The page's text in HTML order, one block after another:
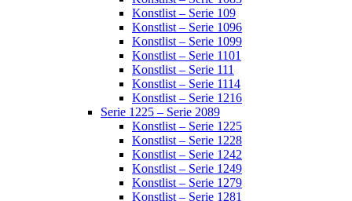
Konstlist – Serie 109
Konstlist – Serie 1096
Konstlist – Serie 1099
Konstlist – Serie 1101
Konstlist – Serie 111
Konstlist – Serie 1114
Konstlist – Serie 1216
Serie 1225 – Serie 2089
Konstlist – Serie 1225
Konstlist – Serie 1228
Konstlist – Serie 1242
Konstlist – Serie 1249
Konstlist – Serie 1279
Konstlist – Serie 1281